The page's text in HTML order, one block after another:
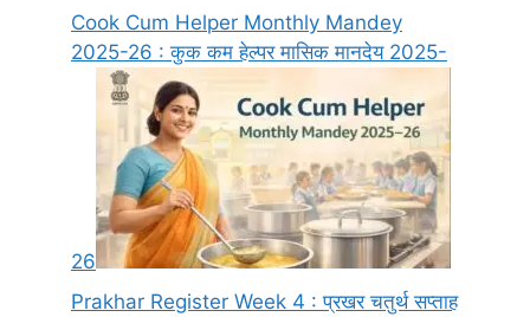
Cook Cum Helper Monthly Mandey
2025-26 : कुक कम हेल्पर मासिक मानदेय 2025-
26
Prakhar Register Week 4 : प्रखर चतुर्थ सप्ताह